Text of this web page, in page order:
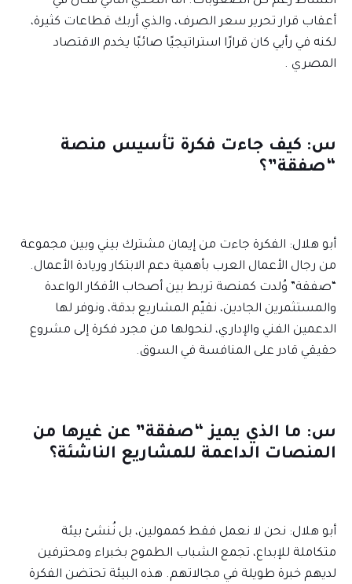
أعقاب قرار تحرير سعر الصرف، والذي أربك قطاعات كثيرة،
لكنه في رأيي كان قرارًا استراتيجيًا صائبًا يخدم الاقتصاد
المصري .
س: كيف جاءت فكرة تأسيس منصة
“صفقة”؟
أبو هلال: الفكرة جاءت من إيمان مشترك بيني وبين مجموعة
من رجال الأعمال العرب بأهمية دعم الابتكار وريادة الأعمال.
“صفقة” وُلدت كمنصة تربط بين أصحاب الأفكار الواعدة
والمستثمرين الجادين، نقيّم المشاريع بدقة، ونوفر لها
الدعمين الفني والإداري، لنحولها من مجرد فكرة إلى مشروع
حقيقي قادر على المنافسة في السوق.
س: ما الذي يميز “صفقة” عن غيرها من
المنصات الداعمة للمشاريع الناشئة؟
أبو هلال: نحن لا نعمل فقط كممولين، بل نُنشئ بيئة
متكاملة للإبداع، تجمع الشباب الطموح بخبراء ومحترفين
لديهم خبرة طويلة في مجالاتهم. هذه البيئة تحتضن الفكرة